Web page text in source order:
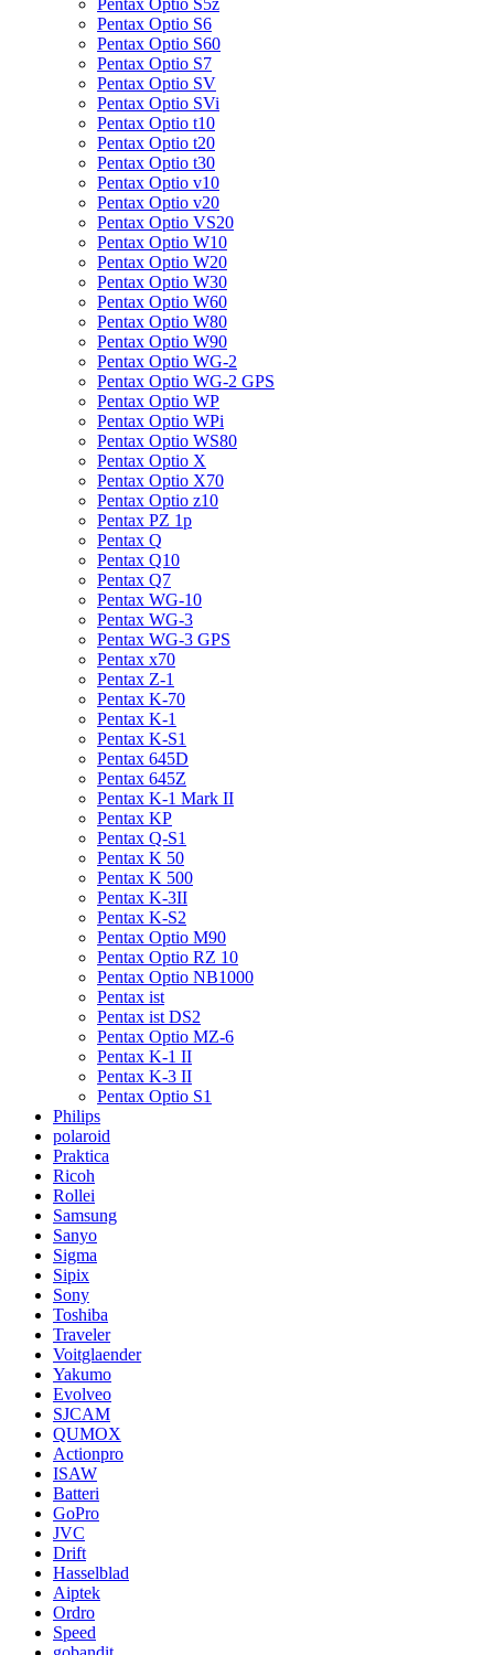
Pentax Optio S5z
Pentax Optio S6
Pentax Optio S60
Pentax Optio S7
Pentax Optio SV
Pentax Optio SVi
Pentax Optio t10
Pentax Optio t20
Pentax Optio t30
Pentax Optio v10
Pentax Optio v20
Pentax Optio VS20
Pentax Optio W10
Pentax Optio W20
Pentax Optio W30
Pentax Optio W60
Pentax Optio W80
Pentax Optio W90
Pentax Optio WG-2
Pentax Optio WG-2 GPS
Pentax Optio WP
Pentax Optio WPi
Pentax Optio WS80
Pentax Optio X
Pentax Optio X70
Pentax Optio z10
Pentax PZ 1p
Pentax Q
Pentax Q10
Pentax Q7
Pentax WG-10
Pentax WG-3
Pentax WG-3 GPS
Pentax x70
Pentax Z-1
Pentax K-70
Pentax K-1
Pentax K-S1
Pentax 645D
Pentax 645Z
Pentax K-1 Mark II
Pentax KP
Pentax Q-S1
Pentax K 50
Pentax K 500
Pentax K-3II
Pentax K-S2
Pentax Optio M90
Pentax Optio RZ 10
Pentax Optio NB1000
Pentax ist
Pentax ist DS2
Pentax Optio MZ-6
Pentax K-1 II
Pentax K-3 II
Pentax Optio S1
Philips
polaroid
Praktica
Ricoh
Rollei
Samsung
Sanyo
Sigma
Sipix
Sony
Toshiba
Traveler
Voitglaender
Yakumo
Evolveo
SJCAM
QUMOX
Actionpro
ISAW
Batteri
GoPro
JVC
Drift
Hasselblad
Aiptek
Ordro
Speed